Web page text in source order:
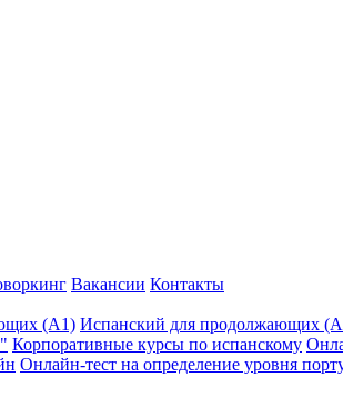
Вакансии Контакты
(А1) Испанский для продолжающих
Корпоративные курсы по испанскому
Онлайн-тест на определение уровня